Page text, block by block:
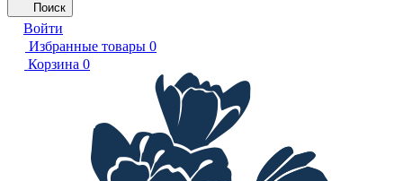
Поиск
Войти
Избранные товары 0
Корзина 0